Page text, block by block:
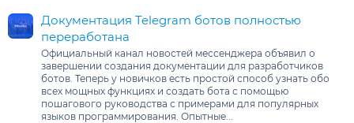
Документация Telegram ботов полностью
переработана
Официальный канал новостей мессенджера объявил о
завершении создания документации для разработчиков
ботов. Теперь у новичков есть простой способ узнать обо
всех мощных функциях и создать бота с помощью
пошагового руководства с примерами для популярных
языков программирования. Опытные...